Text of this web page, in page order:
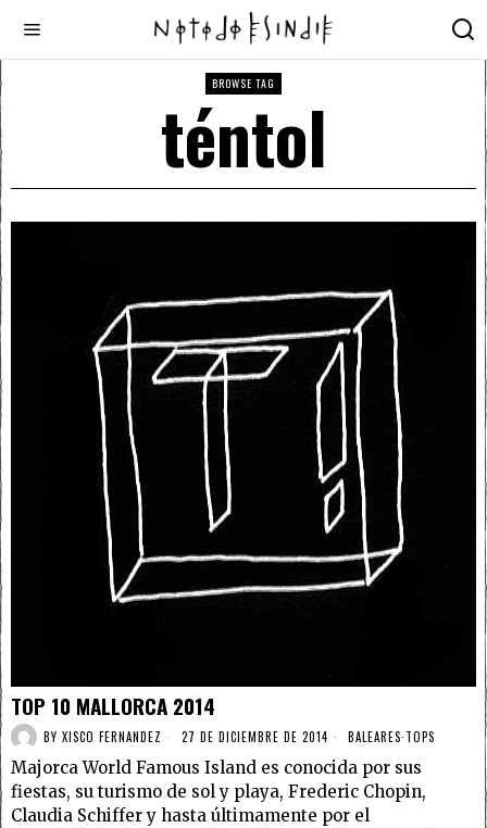
BROWSE TAG
téntol
TOP 10 MALLORCA 2014
BY XISCO FERNANDEZ 27 DE DICIEMBRE DE 2014 BALEARES·TOPS
Majorca World Famous Island es conocida por sus
fiestas, su turismo de sol y playa, Frederic Chopin,
Claudia Schiffer y hasta últimamente por el